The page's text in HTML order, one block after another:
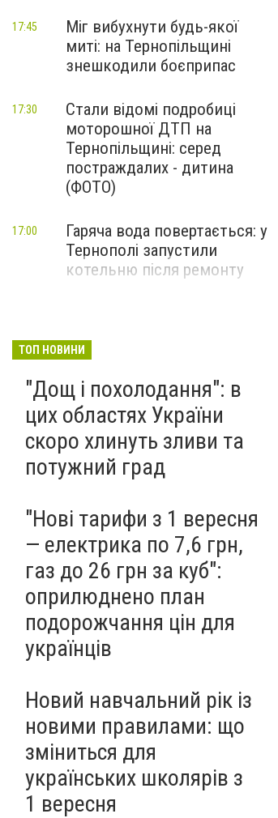
Міг вибухнути будь-якої
миті: на Тернопільщині
знешкодили боєприпас
17:45
Стали відомі подробиці
моторошної ДТП на
Тернопільщині: серед
постраждалих - дитина
(ФОТО)
17:30
Гаряча вода повертається: у
Тернополі запустили
котельню після ремонту
17:00
понівеченому авто
ТОП НОВИНИ
"Дощ і похолодання": в
цих областях України
скоро хлинуть зливи та
потужний град
"Нові тарифи з 1 вересня
— електрика по 7,6 грн,
газ до 26 грн за куб":
оприлюднено план
подорожчання цін для
українців
Новий навчальний рік із
новими правилами: що
зміниться для
українських школярів з
1 вересня